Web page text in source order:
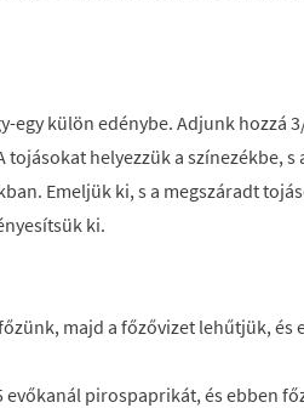
egy külön edénybe. Adjunk hozzá
tojásokat helyezzük a színezékbe, s
Emeljük ki, s a megszáradt
ki.
majd a főzővizet lehűtjük, és
evőkanál pirospaprikát, és ebben